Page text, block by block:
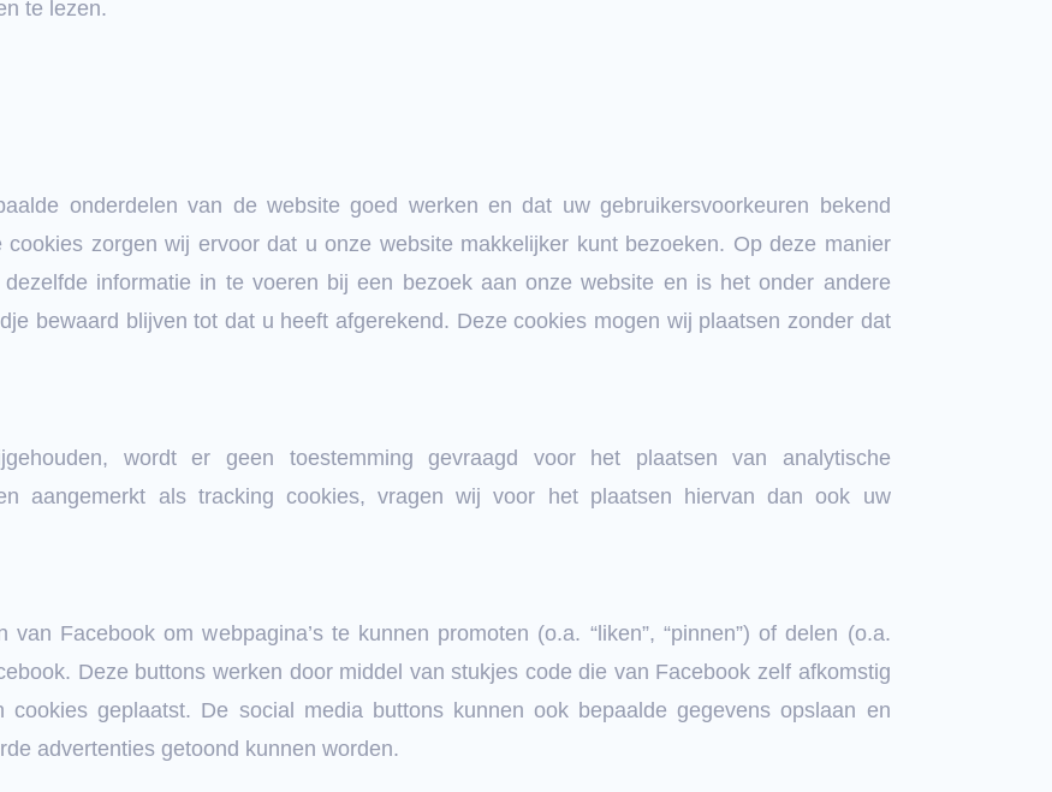
te lezen.
onderdelen van de website goed werken en dat uw gebruikersvoorkeuren bekend
zorgen wij ervoor dat u onze website makkelijker kunt bezoeken. Op deze manier
informatie in te voeren bij een bezoek aan onze website en is het onder andere
bewaard blijven tot dat u heeft afgerekend. Deze cookies mogen wij plaatsen zonder dat
wordt er geen toestemming gevraagd voor het plaatsen van analytische
aangemerkt als tracking cookies, vragen wij voor het plaatsen hiervan dan ook uw
Facebook om webpagina’s te kunnen promoten (o.a. “liken”, “pinnen”) of delen (o.a.
Deze buttons werken door middel van stukjes code die van Facebook zelf afkomstig
geplaatst. De social media buttons kunnen ook bepaalde gegevens opslaan en
advertenties getoond kunnen worden.